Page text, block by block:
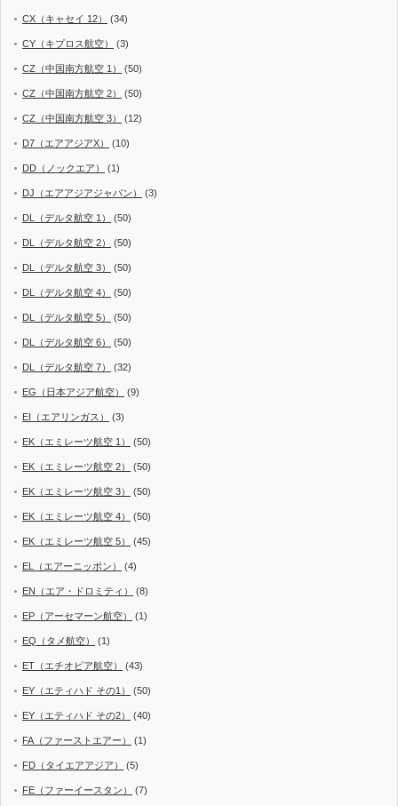
CX（キャセイ 12） (34)
CY（キプロス航空） (3)
CZ（中国南方航空 1） (50)
CZ（中国南方航空 2） (50)
CZ（中国南方航空 3） (12)
D7（エアアジアX） (10)
DD（ノックエア） (1)
DJ（エアアジアジャパン） (3)
DL（デルタ航空 1） (50)
DL（デルタ航空 2） (50)
DL（デルタ航空 3） (50)
DL（デルタ航空 4） (50)
DL（デルタ航空 5） (50)
DL（デルタ航空 6） (50)
DL（デルタ航空 7） (32)
EG（日本アジア航空） (9)
EI（エアリンガス） (3)
EK（エミレーツ航空 1） (50)
EK（エミレーツ航空 2） (50)
EK（エミレーツ航空 3） (50)
EK（エミレーツ航空 4） (50)
EK（エミレーツ航空 5） (45)
EL（エアーニッポン） (4)
EN（エア・ドロミティ） (8)
EP（アーセマーン航空） (1)
EQ（タメ航空） (1)
ET（エチオピア航空） (43)
EY（エティハド その1） (50)
EY（エティハド その2） (40)
FA（ファーストエアー） (1)
FD（タイエアアジア） (5)
FE（ファーイースタン） (7)